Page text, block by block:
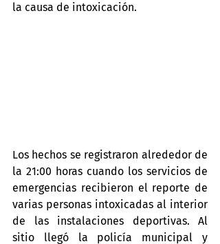
la causa de intoxicación.
Los hechos se registraron alrededor de
la 21:00 horas cuando los servicios de
emergencias recibieron el reporte de
varias personas intoxicadas al interior
de las instalaciones deportivas. Al
sitio llegó la policía municipal y